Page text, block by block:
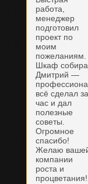
работа,
менеджер
подготовил
проект по
моим
пожеланиям.
Шкаф
Дмитрий —
всё сделал за
час и дал
полезные
советы.
Огромное
спасибо!
Желаю
компании
роста и